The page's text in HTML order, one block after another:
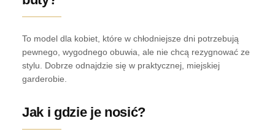
To model dla kobiet, które w chłodniejsze dni potrzebują
pewnego, wygodnego obuwia, ale nie chcą rezygnować ze
stylu. Dobrze odnajdzie się w praktycznej, miejskiej
garderobie.
Jak i gdzie je nosić?